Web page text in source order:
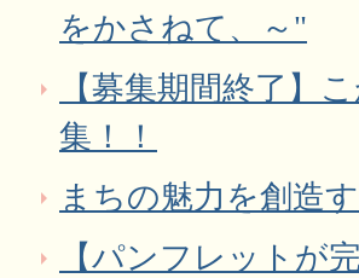
をかさねて、～"
【募集期間終了】
集！！
まちの魅力を創造
【パンフレットが